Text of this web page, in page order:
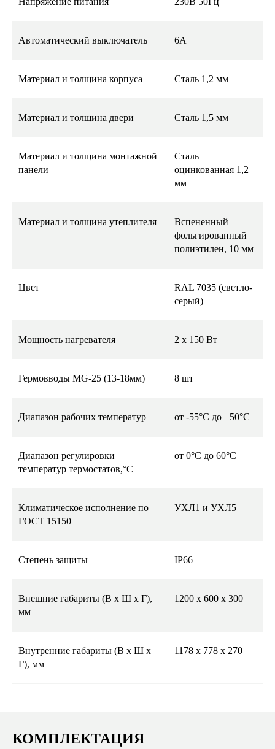
Автоматический выключатель 6А
Материал и толщина корпуса Сталь 1,2 мм
Материал и толщина двери Сталь 1,5 мм
Материал и толщина монтажной
панели
Сталь
оцинкованная 1,2
мм
Материал и толщина утеплителя
Вспененный
фольгированный
полиэтилен, 10 мм
Цвет
RAL 7035 (светло-
серый)
Мощность нагревателя 2 x 150 Вт
Гермовводы MG-25 (13-18мм) 8 шт
Диапазон рабочих температур от -55°С до +50°С
Диапазон регулировки
температур термостатов,°C
от 0°C до 60°C
Климатическое исполнение по
ГОСТ 15150
УХЛ1 и УХЛ5
Степень защиты IP66
Внешние габариты (В х Ш х Г),
мм
1200 х 600 х 300
Внутренние габариты (В х Ш х
Г), мм
1178 х 778 х 270
КОМПЛЕКТАЦИЯ